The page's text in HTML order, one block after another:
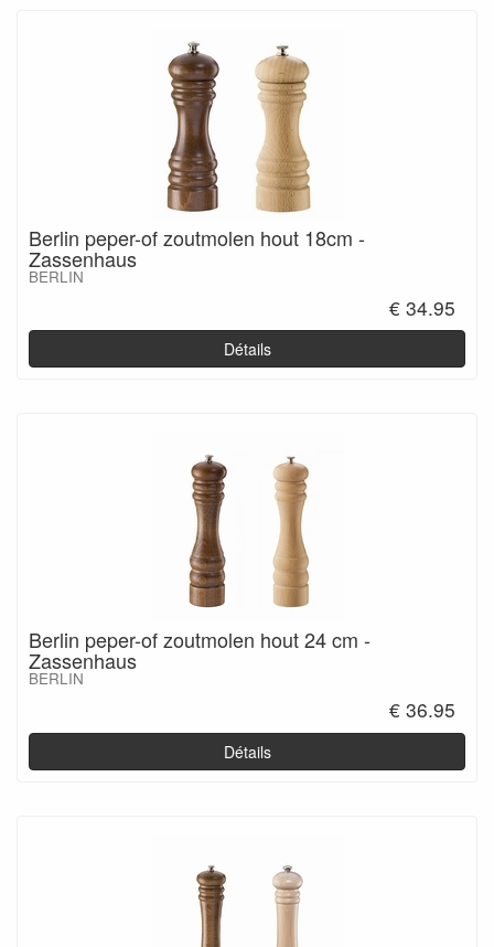
Berlin peper-of zoutmolen hout 18cm -
Zassenhaus
BERLIN
€ 34.95
Détails
Berlin peper-of zoutmolen hout 24 cm -
Zassenhaus
BERLIN
€ 36.95
Détails